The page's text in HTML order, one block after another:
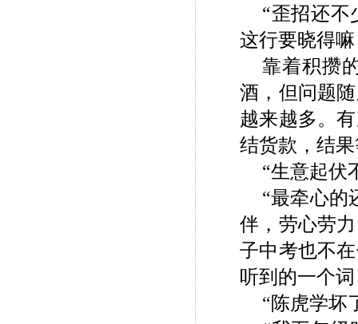
“歪招还不
这行要晓得
靠着积攒
酒，但问题
越来越多。
结货款，结
“生意起伏
“最牵心的
伴，劳心劳
子中考也不
听到的一个
“陈虎学坏